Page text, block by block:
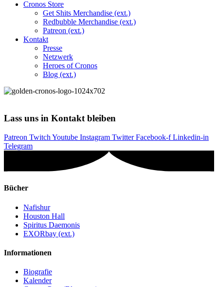
Cronos Store
Get Shits Merchandise (ext.)
Redbubble Merchandise (ext.)
Patreon (ext.)
Kontakt
Presse
Netzwerk
Heroes of Cronos
Blog (ext.)
Lass uns in Kontakt bleiben
Patreon Twitch Youtube Instagram Twitter Facebook-f Linkedin-in
Telegram
Bücher
Nafishur
Houston Hall
Spiritus Daemonis
EXORbay (ext.)
Informationen
Biografie
Kalender